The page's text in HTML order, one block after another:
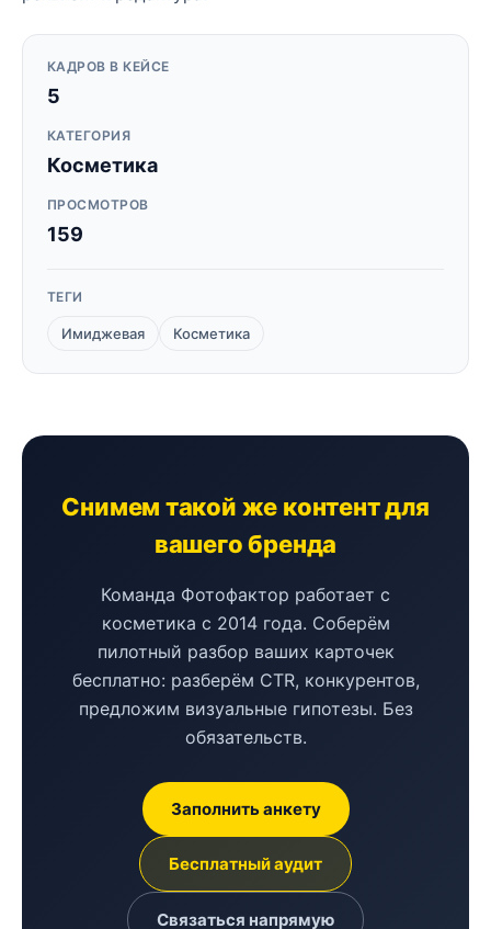
КАДРОВ В КЕЙСЕ
5
КАТЕГОРИЯ
Косметика
ПРОСМОТРОВ
159
ТЕГИ
Имиджевая Косметика
Снимем такой же контент для
вашего бренда
Команда Фотофактор работает с
косметика с 2014 года. Соберём
пилотный разбор ваших карточек
бесплатно: разберём CTR, конкурентов,
предложим визуальные гипотезы. Без
обязательств.
Заполнить анкету
Бесплатный аудит
Связаться напрямую